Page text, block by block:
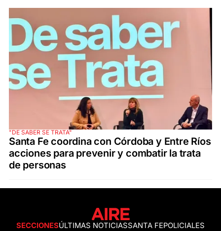
"DE SABER SE TRATA"
Santa Fe coordina con Córdoba y Entre Ríos
acciones para prevenir y combatir la trata
de personas
SECCIONESÚLTIMAS NOTICIASSANTA FEPOLICIALES